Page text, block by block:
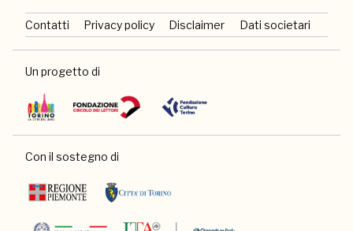
Contatti Privacy policy Disclaimer Dati societari
Un progetto di
Con il sostegno di